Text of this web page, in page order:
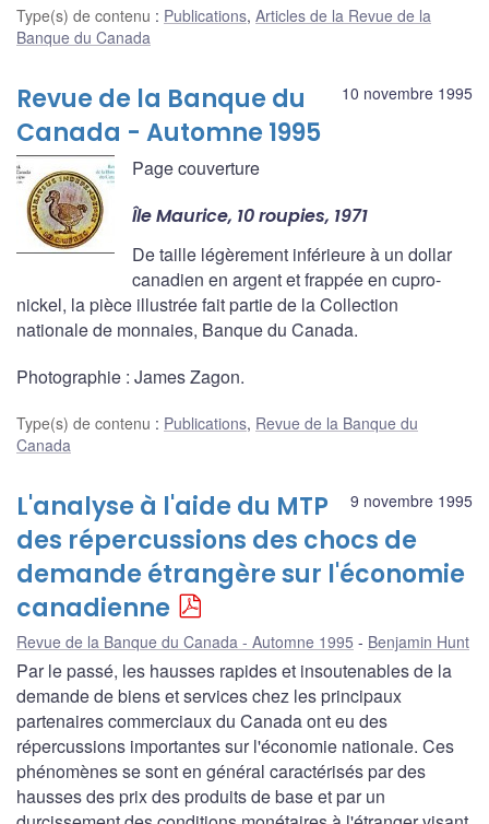
Type(s) de contenu : Publications, Articles de la Revue de la
Banque du Canada
10 novembre 1995
Revue de la Banque du
Canada - Automne 1995
Page couverture
Île Maurice, 10 roupies, 1971
De taille légèrement inférieure à un dollar
canadien en argent et frappée en cupro-
nickel, la pièce illustrée fait partie de la Collection
nationale de monnaies, Banque du Canada.
Photographie : James Zagon.
Type(s) de contenu : Publications, Revue de la Banque du
Canada
9 novembre 1995
L'analyse à l'aide du MTP
des répercussions des chocs de
demande étrangère sur l'économie
canadienne
Revue de la Banque du Canada - Automne 1995 Benjamin Hunt
Par le passé, les hausses rapides et insoutenables de la
demande de biens et services chez les principaux
partenaires commerciaux du Canada ont eu des
répercussions importantes sur l'économie nationale. Ces
phénomènes se sont en général caractérisés par des
hausses des prix des produits de base et par un